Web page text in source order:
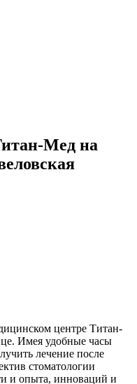
Мед на
центре Титан-
Имея удобные часы
лечение после
стоматологии
и опыта, инноваций и